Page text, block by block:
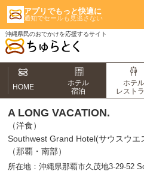
アプリでもっと快適に
通知でセールも見逃さない
沖縄県民のおでかけを応援するサイト
HOME
ホテル
宿泊
ホテル
レスト
A LONG VACATION.
（洋食）
Southwest Grand Hotel(サウスウエ
（那覇・南部）
所在地： 沖縄県那覇市久茂地3-29-52